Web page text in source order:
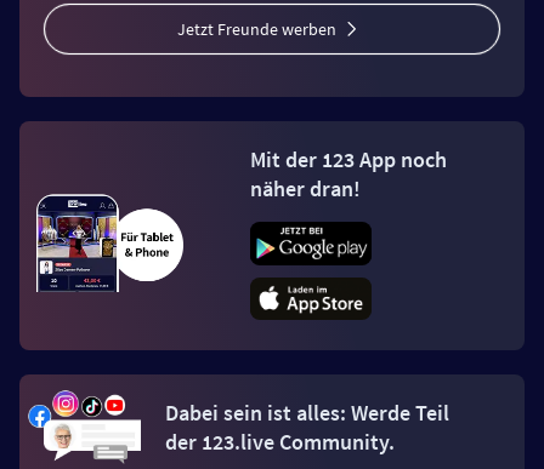
Jetzt Freunde werben
Mit der 123 App noch
näher dran!
Dabei sein ist alles: Werde Teil
der 123.live Community.